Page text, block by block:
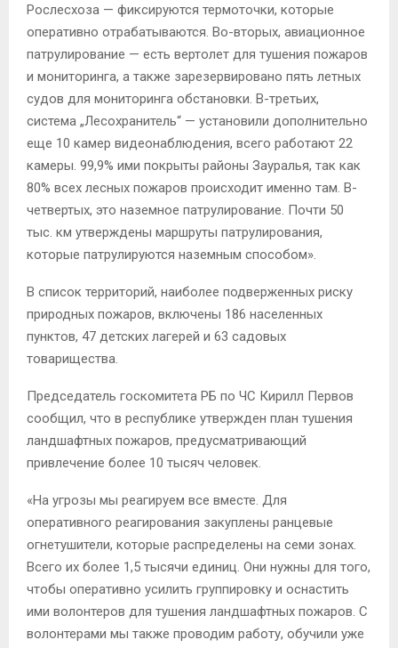
Рослесхоза — фиксируются термоточки, которые
оперативно отрабатываются. Во-вторых, авиационное
патрулирование — есть вертолет для тушения пожаров
и мониторинга, а также зарезервировано пять летных
судов для мониторинга обстановки. В-третьих,
система „Лесохранитель“ — установили дополнительно
еще 10 камер видеонаблюдения, всего работают 22
камеры. 99,9% ими покрыты районы Зауралья, так как
80% всех лесных пожаров происходит именно там. В-
четвертых, это наземное патрулирование. Почти 50
тыс. км утверждены маршруты патрулирования,
которые патрулируются наземным способом».
В список территорий, наиболее подверженных риску
природных пожаров, включены 186 населенных
пунктов, 47 детских лагерей и 63 садовых
товарищества.
Председатель госкомитета РБ по ЧС Кирилл Первов
сообщил, что в республике утвержден план тушения
ландшафтных пожаров, предусматривающий
привлечение более 10 тысяч человек.
«На угрозы мы реагируем все вместе. Для
оперативного реагирования закуплены ранцевые
огнетушители, которые распределены на семи зонах.
Всего их более 1,5 тысячи единиц. Они нужны для того,
чтобы оперативно усилить группировку и оснастить
ими волонтеров для тушения ландшафтных пожаров. С
волонтерами мы также проводим работу, обучили уже